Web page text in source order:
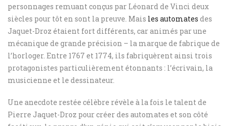
personnages remuant conçus par Léonard de Vinci deux
siècles pour tôt en sont la preuve. Mais les automates des
Jaquet-Droz étaient fort différents, car animés par une
mécanique de grande précision – la marque de fabrique de
l’horloger. Entre 1767 et 1774, ils fabriquèrent ainsi trois
protagonistes particulièrement étonnants : l’écrivain, la
musicienne et le dessinateur.
Une anecdote restée célèbre révèle à la fois le talent de
Pierre Jaquet-Droz pour créer des automates et son côté